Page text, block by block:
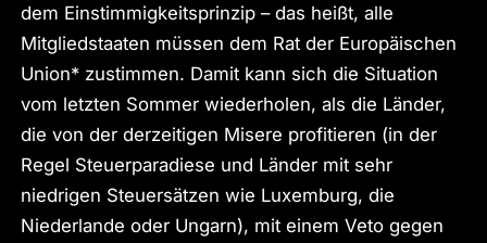
dem Einstimmigkeitsprinzip – das heißt, alle
Mitgliedstaaten müssen dem Rat der Europäischen
Union* zustimmen. Damit kann sich die Situation
vom letzten Sommer wiederholen, als die Länder,
die von der derzeitigen Misere profitieren (in der
Regel Steuerparadiese und Länder mit sehr
niedrigen Steuersätzen wie Luxemburg, die
Niederlande oder Ungarn), mit einem Veto gegen